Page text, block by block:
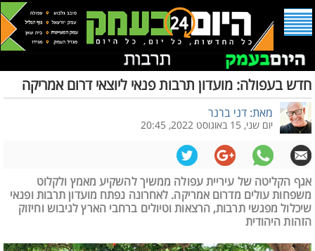
חדש בעפולה: מועדון תרבות פנאי ליוצאי דרום אמריקה
מאת: דני ברנר
יום שני, 15 באוגוסט 2022, 20:45
אגף הקליטה של עיריית עפולה ממשיך להשקיע מאמץ ולקלוט
משפחות עולים מדרום אמריקה. לאחרונה נפתח מועדון תרבות ופנאי
שיכלול מפגשי תרבות, הרצאות וטיולים ברחבי הארץ לגיבוש וחיזוק
הזהות היהודית